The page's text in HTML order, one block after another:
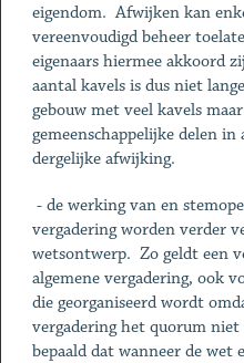
eigendom. Afwijken kan
vereenvoudigd beheer
eigenaars hiermee akkoord
aantal kavels is dus niet
gebouw met veel kavels
gemeenschappelijke delen
dergelijke afwijking.
- de werking van en
vergadering worden verder
wetsontwerp. Zo geldt een
algemene vergadering, ook
die georganiseerd wordt
vergadering het quorum
bepaald dat wanneer de